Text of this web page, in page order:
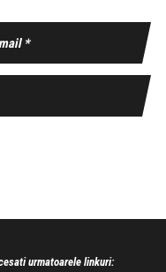
urmatoarele linkuri: